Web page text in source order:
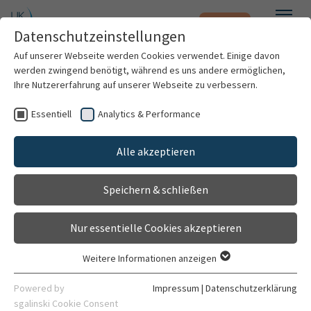
Zum Hauptinhalt springen Notfall
Patienten & Besucher
Kliniken & Institute
Forschung
Karriere
der Datenfreigabe an Google zu.
Karte aktivieren
Weitere Standorte suchen
Klinik für Anästhesiologie
Kontakt
Gebäude 6420
Im Neuenheimer Feld 420
69120 Heidelberg
06221 56-6110
Datenschutzeinstellungen
Auf unserer Webseite werden Cookies verwendet. Einige davon
werden zwingend benötigt, während es uns andere ermöglichen,
Ihre Nutzererfahrung auf unserer Webseite zu verbessern.
Essentiell Analytics & Performance
Alle akzeptieren
Speichern & schließen
Nur essentielle Cookies akzeptieren
Essentielle Cookies werden für grundlegende Funktionen der
Webseite benötigt. Dadurch ist gewährleistet, dass die
Weitere Informationen anzeigen
Powered by
sgalinski Cookie Consent
Impressum | Datenschutzerklärung